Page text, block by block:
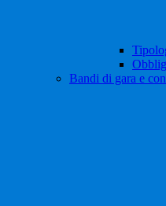
Bandi di gara e